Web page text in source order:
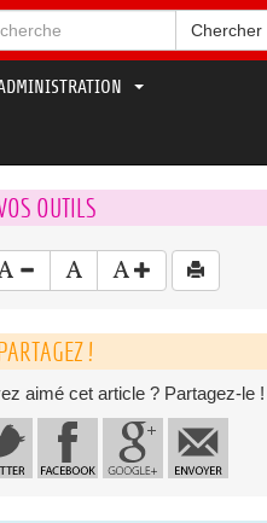
Chercher
OUTILS
!
aimé cet article ? Partagez-le !